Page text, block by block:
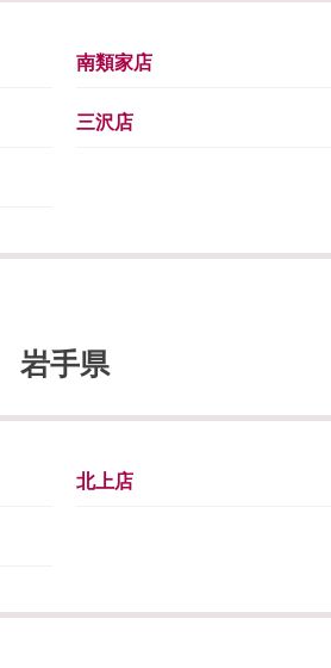
南類家店
三沢店
岩手県
北上店